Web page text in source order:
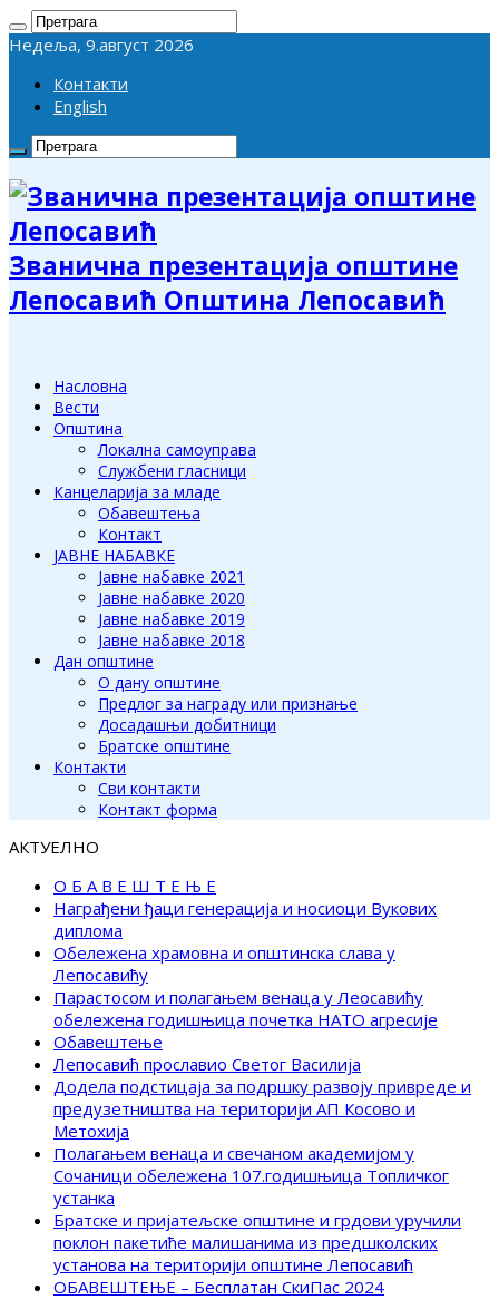
Недеља, 9.август 2026
Контакти
English
Званична презентација општине
Лепосавић Општина Лепосавић
Насловна
Вести
Општина
Локална самоуправа
Службени гласници
Канцеларија за младе
Обавештења
Контакт
ЈАВНЕ НАБАВКЕ
Јавне набавке 2021
Јавне набавке 2020
Јавне набавке 2019
Јавне набавке 2018
Дан општине
О дану општине
Предлог за награду или признање
Досадашњи добитници
Братске општине
Контакти
Сви контакти
Контакт форма
АКТУЕЛНО
О Б А В Е Ш Т Е Њ Е
Награђени ђаци генерација и носиоци Вукових
диплома
Обележена храмовна и општинска слава у
Лепосавићу
Парастосом и полагањем венаца у Леосавићу
обележена годишњица почетка НАТО агресије
Обавештење
Лепосавић прославио Светог Василија
Додела подстицаја за подршку развоју привреде и
предузетништва на територији АП Косово и
Метохија
Полагањем венаца и свечаном академијом у
Сочаници обележена 107.годишњица Топличког
устанка
Братске и пријатељске општине и грдови уручили
поклон пакетиће малишанима из предшколских
установа на територији општине Лепосавић
ОБАВЕШТЕЊЕ – Бесплатан СкиПас 2024